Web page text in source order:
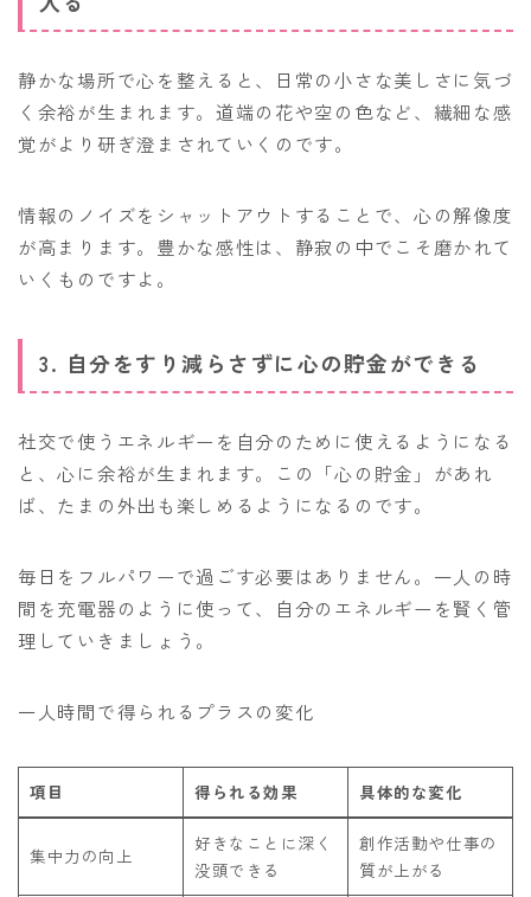
静かな場所で心を整えると、日常の小さな美しさに気づ
く余裕が生まれます。道端の花や空の色など、繊細な感
覚がより研ぎ澄まされていくのです。
情報のノイズをシャットアウトすることで、心の解像度
が高まります。豊かな感性は、静寂の中でこそ磨かれて
いくものですよ。
3. 自分をすり減らさずに心の貯金ができる
社交で使うエネルギーを自分のために使えるようになる
と、心に余裕が生まれます。この「心の貯金」があれ
ば、たまの外出も楽しめるようになるのです。
毎日をフルパワーで過ごす必要はありません。一人の時
間を充電器のように使って、自分のエネルギーを賢く管
理していきましょう。
一人時間で得られるプラスの変化
項目 得られる効果 具体的な変化
集中力の向上
好きなことに深く
没頭できる
創作活動や仕事の
質が上がる